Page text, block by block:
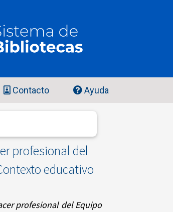
Contacto Ayuda
profesional del
educativo
profesional del Equipo